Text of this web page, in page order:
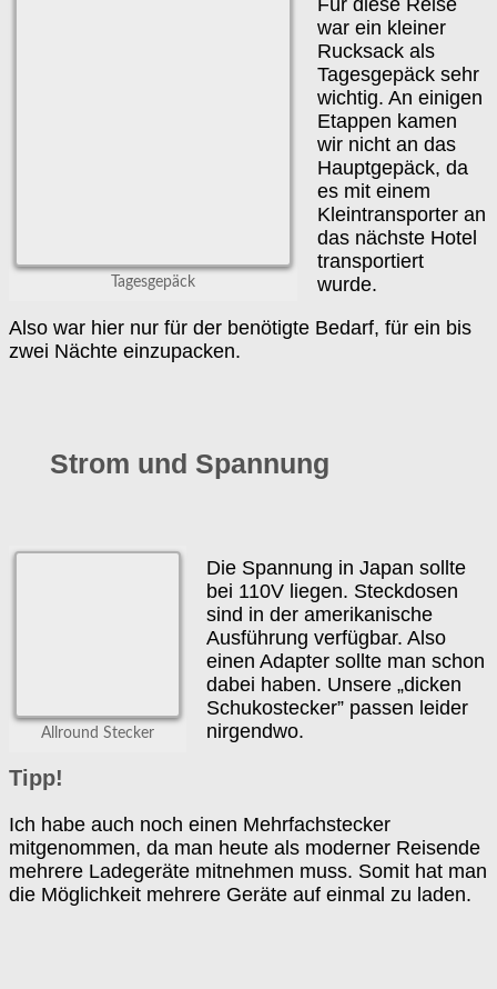
Tagesgepäck
war ein kleiner
Rucksack als
Tagesgepäck sehr
wichtig. An einigen
Etappen kamen
wir nicht an das
Hauptgepäck, da
es mit einem
Kleintransporter an
das nächste Hotel
transportiert
wurde.
Also war hier nur für der benötigte Bedarf, für ein bis
zwei Nächte einzupacken.
Strom und Spannung
Allround Stecker
Die Spannung in Japan sollte
bei 110V liegen. Steckdosen
sind in der amerikanische
Ausführung verfügbar. Also
einen Adapter sollte man schon
dabei haben. Unsere „dicken
Schukostecker” passen leider
nirgendwo.
Tipp!
Ich habe auch noch einen Mehrfachstecker
mitgenommen, da man heute als moderner Reisende
mehrere Ladegeräte mitnehmen muss. Somit hat man
die Möglichkeit mehrere Geräte auf einmal zu laden.